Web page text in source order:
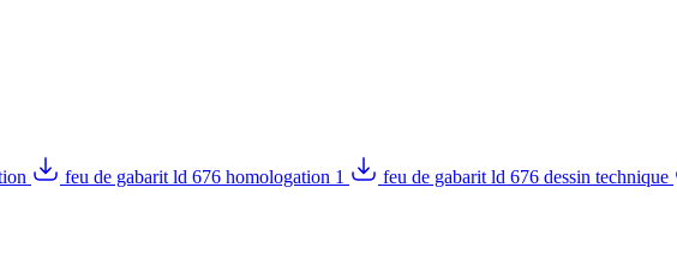
feu de gabarit ld 676 homologation 1 feu de gabarit ld 676 dessin technique